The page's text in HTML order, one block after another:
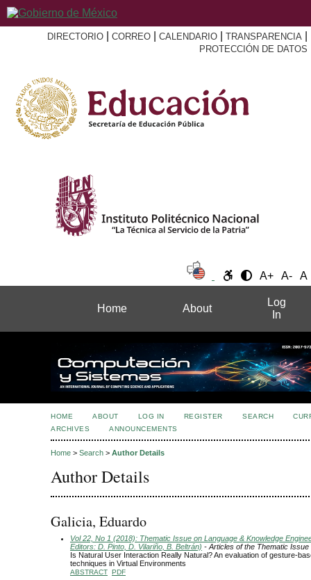
DIRECTORIO CORREO CALENDARIO TRANSPARENCIA
PROTECCIÓN DE DATOS
A+ A- A
Home About
Log
In
HOME ABOUT LOG IN REGISTER SEARCH
ARCHIVES
ANNOUNCEMENTS
Home > Search > Author Details
Author Details
Galicia, Eduardo
Vol 22, No 1 (2018): Thematic Issue on Language & Knowledge
Editors: D. Pinto, D. Vilariño, B. Beltrán) - Articles of the Thematic Issue
Is Natural User Interaction Really Natural? An evaluation of gesture-
techniques in Virtual Environments
ABSTRACT PDF